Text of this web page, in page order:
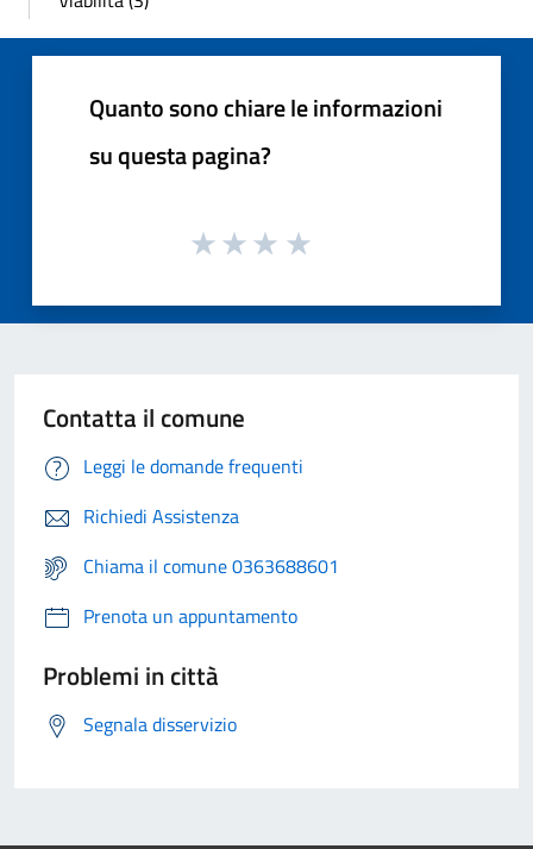
Quanto sono chiare le informazioni
su questa pagina?
Contatta il comune
Leggi le domande frequenti
Richiedi Assistenza
Chiama il comune 0363688601
Prenota un appuntamento
Problemi in città
Segnala disservizio